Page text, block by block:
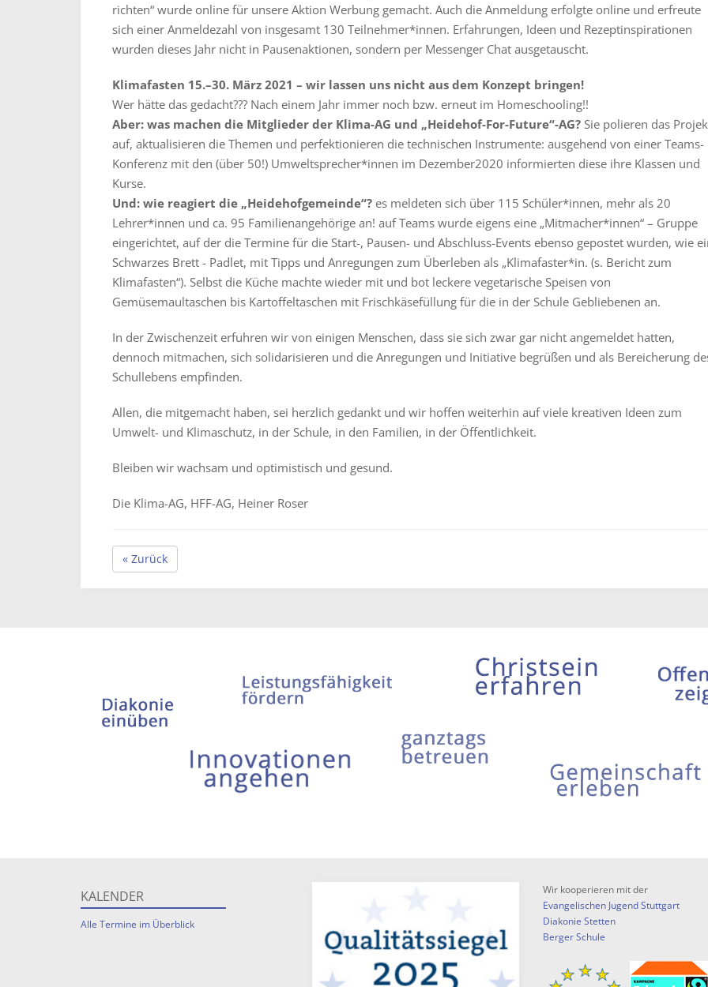
richten“ wurde online für unsere Aktion Werbung gemacht. Auch die Anmeldung erfolgte online und erfreute
sich einer Anmeldezahl von insgesamt 130 Teilnehmer*innen. Erfahrungen, Ideen und Rezeptinspirationen
wurden dieses Jahr nicht in Pausenaktionen, sondern per Messenger Chat ausgetauscht.
Klimafasten 15.–30. März 2021 – wir lassen uns nicht aus dem Konzept bringen!
Wer hätte das gedacht??? Nach einem Jahr immer noch bzw. erneut im Homeschooling!!
Aber: was machen die Mitglieder der Klima-AG und „Heidehof-For-Future“-AG? Sie polieren das
auf, aktualisieren die Themen und perfektionieren die technischen Instrumente: ausgehend von einer Teams-
Konferenz mit den (über 50!) Umweltsprecher*innen im Dezember2020 informierten diese ihre Klassen und
Kurse.
Und: wie reagiert die „Heidehofgemeinde“? es meldeten sich über 115 Schüler*innen, mehr als 20
Lehrer*innen und ca. 95 Familienangehörige an! auf Teams wurde eigens eine „Mitmacher*innen“ – Gruppe
eingerichtet, auf der die Termine für die Start-, Pausen- und Abschluss-Events ebenso gepostet wurden, wie
Schwarzes Brett - Padlet, mit Tipps und Anregungen zum Überleben als „Klimafaster*in. (s. Bericht zum
Klimafasten“). Selbst die Küche machte wieder mit und bot leckere vegetarische Speisen von
Gemüsemaultaschen bis Kartoffeltaschen mit Frischkäsefüllung für die in der Schule Gebliebenen an.
In der Zwischenzeit erfuhren wir von einigen Menschen, dass sie sich zwar gar nicht angemeldet hatten,
dennoch mitmachen, sich solidarisieren und die Anregungen und Initiative begrüßen und als Bereicherung
Schullebens empfinden.
Allen, die mitgemacht haben, sei herzlich gedankt und wir hoffen weiterhin auf viele kreativen Ideen zum
Umwelt- und Klimaschutz, in der Schule, in den Familien, in der Öffentlichkeit.
Bleiben wir wachsam und optimistisch und gesund.
Die Klima-AG, HFF-AG, Heiner Roser
« Zurück
KALENDER
Alle Termine im Überblick
Wir kooperieren mit der
Evangelischen Jugend Stuttgart
Diakonie Stetten
Berger Schule